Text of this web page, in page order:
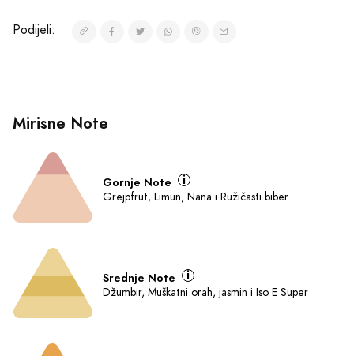
Podijeli:
Mirisne Note
Gornje Note
Grejpfrut, Limun, Nana i Ružičasti biber
Srednje Note
Džumbir, Muškatni orah, jasmin i Iso E Super